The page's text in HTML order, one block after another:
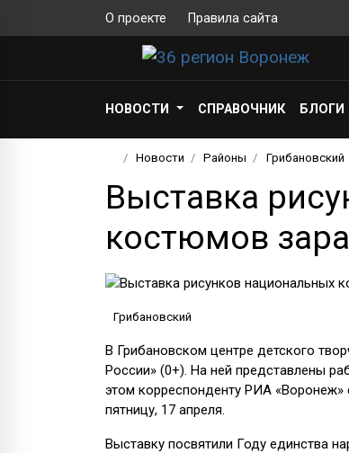
О проекте Правила сайта
НОВОСТИ СПРАВОЧНИК БЛОГИ
Новости Районы Грибановский
Выставка
костюмов
Грибановский
В Грибановском центре детского
России» (0+). На ней представлены
этом корреспонденту РИА
пятницу, 17 апреля.
Выставку посвятили Году единства